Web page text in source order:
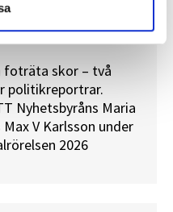
att sprinta ett
foträta skor – två
politikreportrar.
Nyhetsbyråns Maria
V Karlsson under
2026